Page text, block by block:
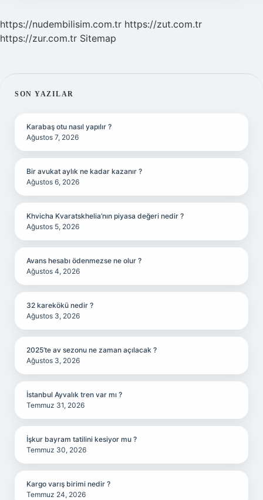
https://nudembilisim.com.tr https://zut.com.tr
https://zur.com.tr Sitemap
SIDEBAR
SON YAZILAR
Karabaş otu nasıl yapılır ?
Ağustos 7, 2026
Bir avukat aylık ne kadar kazanır ?
Ağustos 6, 2026
Khvicha Kvaratskhelia’nın piyasa değeri nedir ?
Ağustos 5, 2026
Avans hesabı ödenmezse ne olur ?
Ağustos 4, 2026
32 karekökü nedir ?
Ağustos 3, 2026
2025’te av sezonu ne zaman açılacak ?
Ağustos 3, 2026
İstanbul Ayvalık tren var mı ?
Temmuz 31, 2026
İşkur bayram tatilini kesiyor mu ?
Temmuz 30, 2026
Kargo varış birimi nedir ?
Temmuz 24, 2026